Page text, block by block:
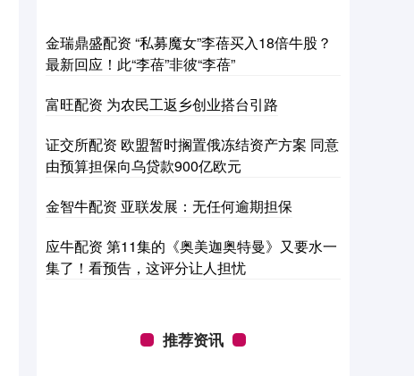
金瑞鼎盛配资 “私募魔女”李蓓买入18倍牛股？
最新回应！此“李蓓”非彼“李蓓”
富旺配资 为农民工返乡创业搭台引路
证交所配资 欧盟暂时搁置俄冻结资产方案 同意
由预算担保向乌贷款900亿欧元
金智牛配资 亚联发展：无任何逾期担保
应牛配资 第11集的《奥美迦奥特曼》又要水一
集了！看预告，这评分让人担忧
推荐资讯